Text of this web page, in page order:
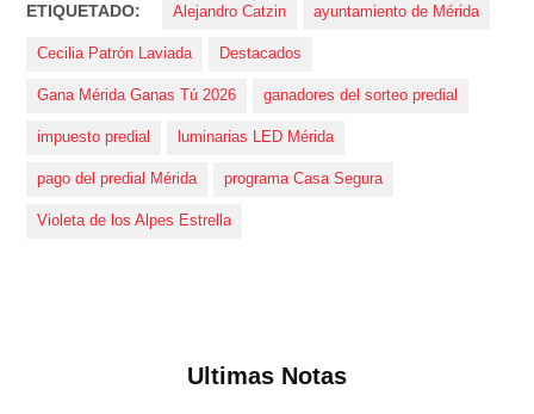
ETIQUETADO: Alejandro Catzin ayuntamiento de Mérida
Cecilia Patrón Laviada Destacados
Gana Mérida Ganas Tú 2026 ganadores del sorteo predial
impuesto predial luminarias LED Mérida
pago del predial Mérida programa Casa Segura
Violeta de los Alpes Estrella
Ultimas Notas